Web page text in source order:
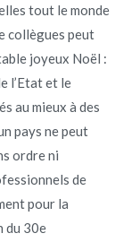
tout le monde
collègues peut
joyeux Noël :
l’Etat et le
au mieux à des
pays ne peut
ordre ni
de
pour la
du 30e